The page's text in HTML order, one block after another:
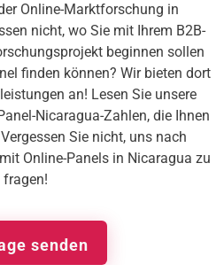
Online-Marktforschung in
nicht, wo Sie mit Ihrem B2B-
beginnen sollen
finden können? Wir bieten dort
an! Lesen Sie unsere
Nicaragua-Zahlen, die Ihnen
Sie nicht, uns nach
Online-Panels in Nicaragua zu
fragen!
senden